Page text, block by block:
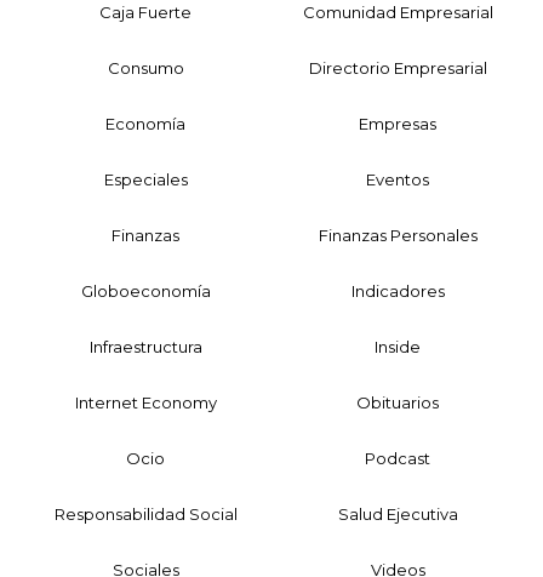
Caja Fuerte Comunidad Empresarial
Consumo Directorio Empresarial
Economía Empresas
Especiales Eventos
Finanzas Finanzas Personales
Globoeconomía Indicadores
Infraestructura Inside
Internet Economy Obituarios
Ocio Podcast
Responsabilidad Social Salud Ejecutiva
Sociales Videos